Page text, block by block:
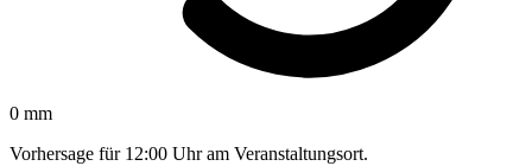
0 mm
Vorhersage für 12:00 Uhr am Veranstaltungsort.